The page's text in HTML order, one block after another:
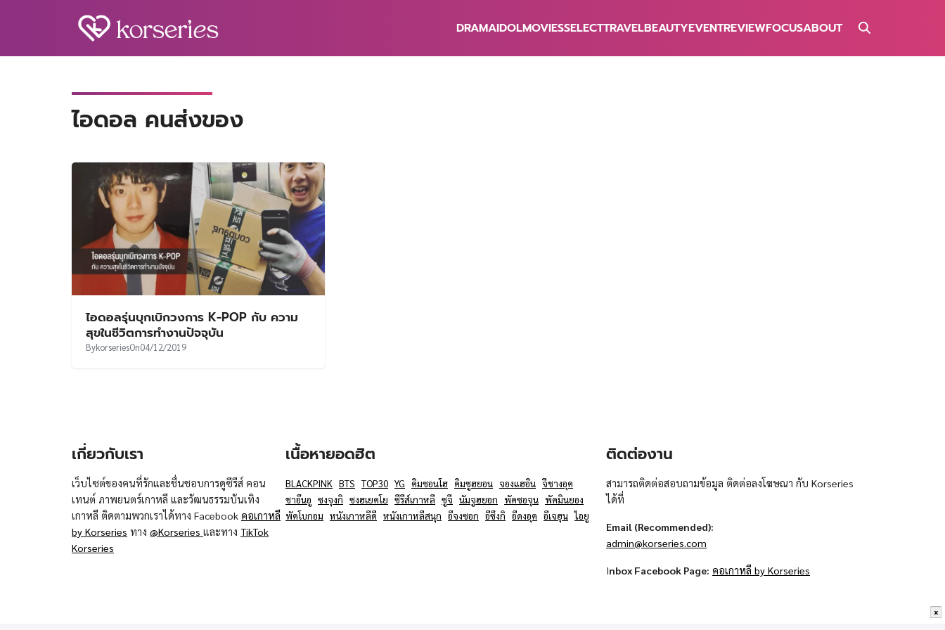
x
DRAMAIDOLMOVIESSELECTTRAVELBEAUTYEVENTREVIEWFOCUSABOUT
ไอดอล คนส่งของ
ไอดอลรุ่นบุกเบิกวงการ K-POP กับ ความ
สุขในชีวิตการทำงานปัจจุบัน
BykorseriesOn04/12/2019
เกี่ยวกับเรา
เว็บไซต์ของคนที่รักและชื่นชอบการดูซีรีส์ คอน
เทนต์ ภาพยนตร์เกาหลี และวัฒนธรรมบันเทิง
เกาหลี ติดตามพวกเราได้ทาง Facebook คอเกาหลี
by Korseries ทาง @Korseries และทาง TikTok
Korseries
เนื้อหายอดฮิต
BLACKPINK BTS TOP30 YG คิมซอนโฮ คิมซูฮยอน จองแฮอิน จีชางอุค
ชาอึนอู ซงจุงกิ ซงฮเยคโย ซีรีส์เกาหลี ซูจี นัมจูฮยอก พัคซอจุน พัคมินยอง
พัคโบกอม หนังเกาหลีดี หนังเกาหลีสนุก อีจงซอก อีซึงกิ อีดงอุค อีเจฮุน ไอยู
ติดต่องาน
สามารถติดต่อสอบถามข้อมูล ติดต่อลงโฆษณา กับ Korseries
ได้ที่
Email (Recommended):
admin@korseries.com
Inbox Facebook Page: คอเกาหลี by Korseries